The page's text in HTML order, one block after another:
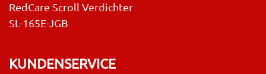
RedCare Scroll Verdichter
SL-165E-JGB
KUNDENSERVICE